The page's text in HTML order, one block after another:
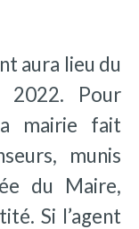
aura lieu du
Pour
mairie fait
munis
du Maire,
Si l’agent